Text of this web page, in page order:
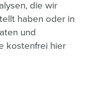
die wir
haben oder in
und
kostenfrei hier